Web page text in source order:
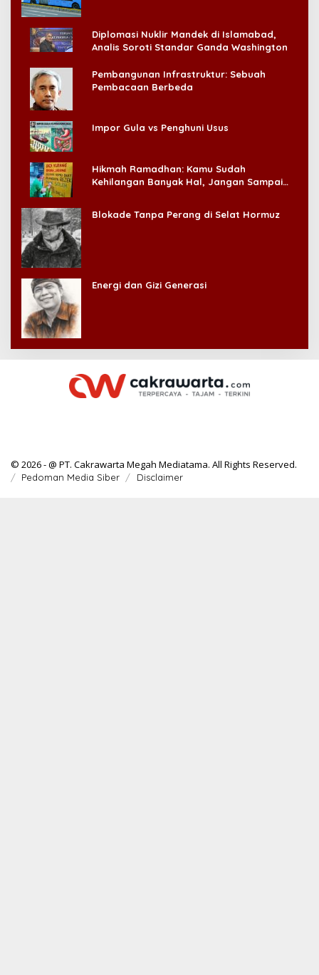
Diplomasi Nuklir Mandek di Islamabad,
Analis Soroti Standar Ganda Washington
Pembangunan Infrastruktur: Sebuah
Pembacaan Berbeda
Impor Gula vs Penghuni Usus
Hikmah Ramadhan: Kamu Sudah
Kehilangan Banyak Hal, Jangan Sampai
Blokade Tanpa Perang di Selat Hormuz
Energi dan Gizi Generasi
© 2026 - @ PT. Cakrawarta Megah Mediatama. All Rights Reserved.
Pedoman Media Siber Disclaimer